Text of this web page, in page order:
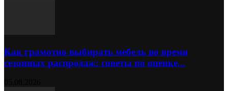
Как грамотно выбирать мебель во время
сезонных распродаж: советы по оценке...